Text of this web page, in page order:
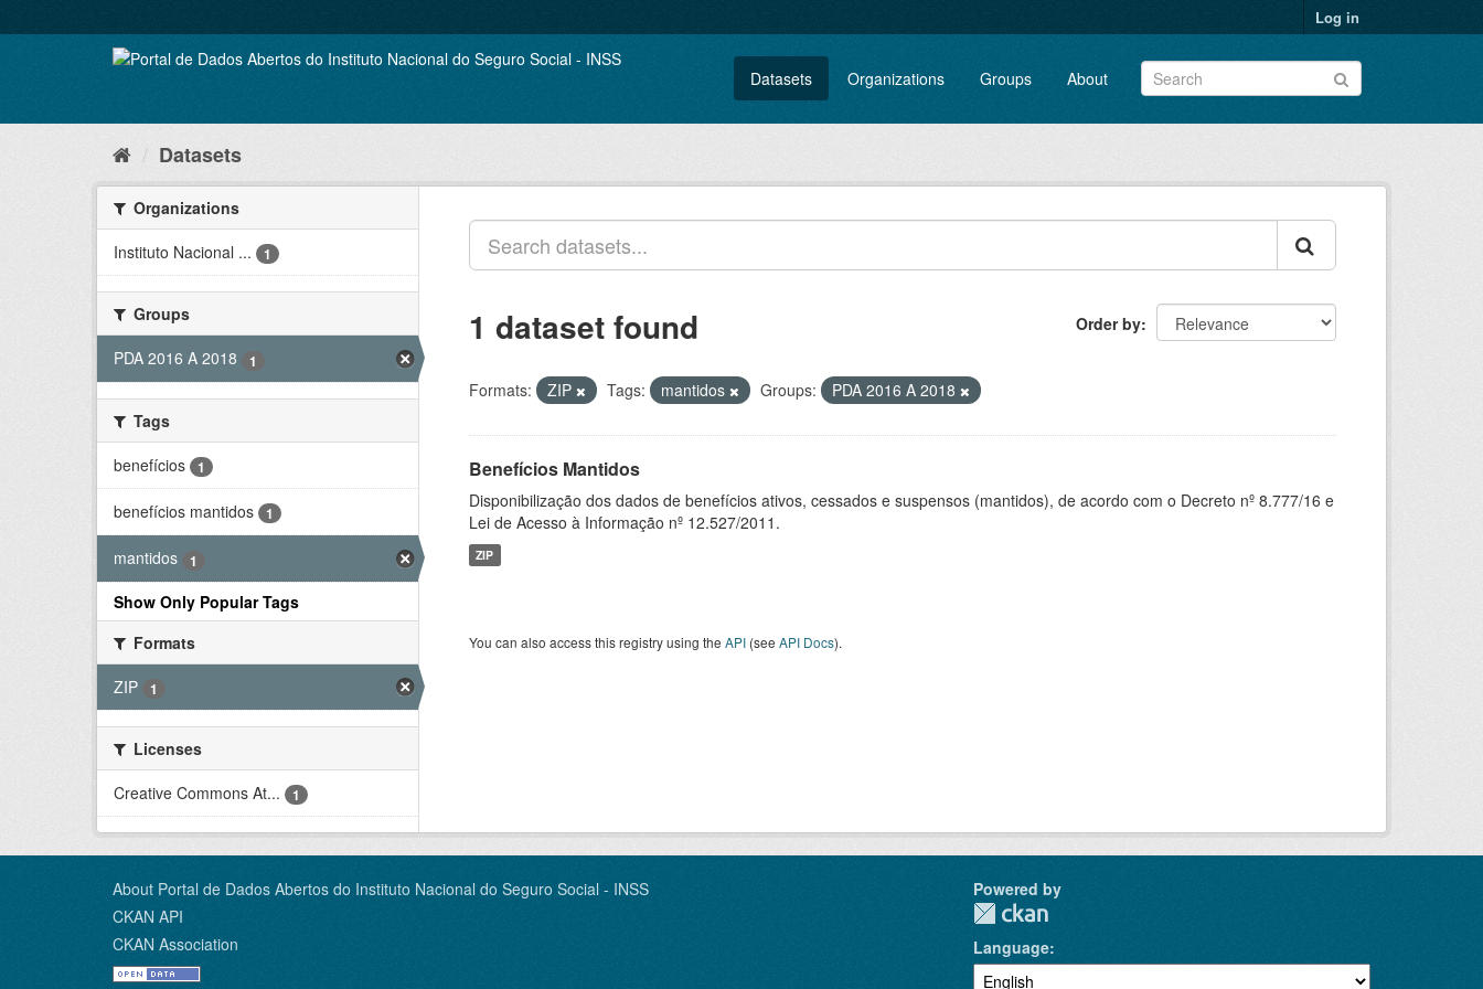
to
Log in
Datasets Organizations Groups About
Datasets
Organizations
Instituto Nacional ...
1
Groups
PDA 2016 A 2018
1
Tags
benefícios
1
benefícios mantidos 1
mantidos 1
Show Only Popular Tags
Formats
ZIP
1
Licenses
Creative Commons At...
1
Order by
1 dataset found
Formats: ZIP Tags: mantidos Groups: PDA 2016 A 2018
Benefícios Mantidos
Disponibilização dos dados de benefícios ativos, cessados e suspensos (mantidos), de acordo com o Decreto nº 8.777/16 e
Lei de Acesso à Informação nº 12.527/2011.
ZIP
You can also access this registry using the API (see API Docs).
About Portal de Dados Abertos do Instituto Nacional do Seguro Social - INSS
CKAN API
CKAN Association
Powered by
Language